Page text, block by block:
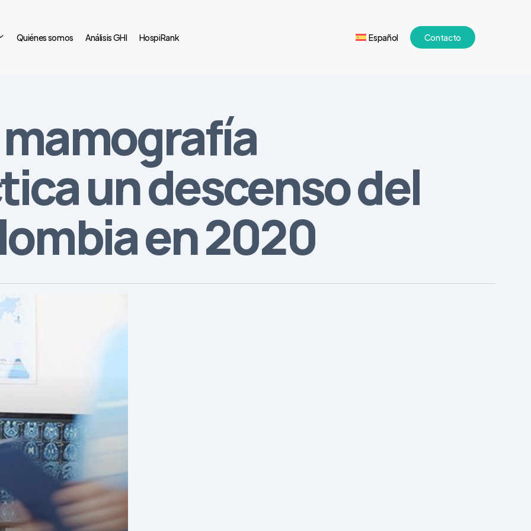
Quiénes somos Análisis GHI HospiRank Español Contacto
un descenso del
en 2020